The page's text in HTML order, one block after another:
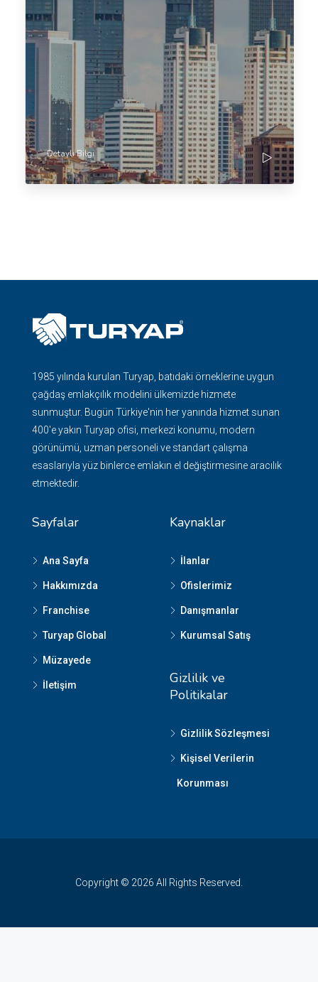
Detaylı Bilgi
1985 yılında kurulan Turyap, batıdaki örneklerine uygun
çağdaş emlakçılık modelini ülkemizde hizmete
sunmuştur. Bugün Türkiye'nin her yanında hizmet sunan
400'e yakın Turyap ofisi, merkezi konumu, modern
görünümü, uzman personeli ve standart çalışma
esaslarıyla yüz binlerce emlakın el değiştirmesine aracılık
etmektedir.
Sayfalar
Ana Sayfa
Hakkımızda
Franchise
Turyap Global
Müzayede
İletişim
Kaynaklar
İlanlar
Ofislerimiz
Danışmanlar
Kurumsal Satış
Gizlilik ve
Politikalar
Gizlilik Sözleşmesi
Kişisel Verilerin
Korunması
Copyright © 2026 All Rights Reserved.